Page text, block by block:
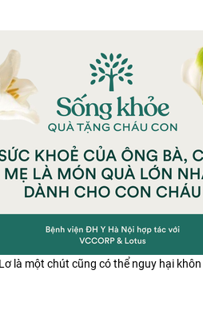
là một chút cũng có thể nguy hại